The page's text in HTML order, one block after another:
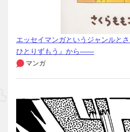
エッセイマンガというジャンルと
ひとりずもう』から――
マンガ